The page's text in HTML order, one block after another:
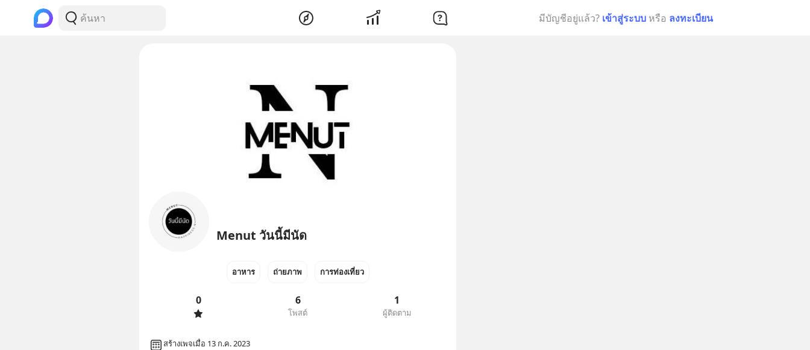
มีบัญชีอยู่แล้ว? เข้าสู่ระบบ หรือ ลงทะเบียน
Menut วันนี้มีนัด
อาหาร ถ่ายภาพ การท่องเที่ยว
0 6
โพสต์
1
ผู้ติดตาม
สร้างเพจเมื่อ 13 ก.ค. 2023